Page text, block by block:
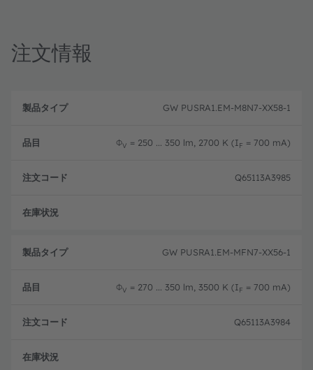
注文情報
品
プ
品
GW PUSRA1.EM-M8N7-XX58-1
ΦV = 250 ... 350 lm, 2700 K (IF = 700 mA)
Q65113A3985
GW PUSRA1.EM-MFN7-XX56-1
ΦV = 270 ... 350 lm, 3500 K (IF = 700 mA)
Q65113A3984